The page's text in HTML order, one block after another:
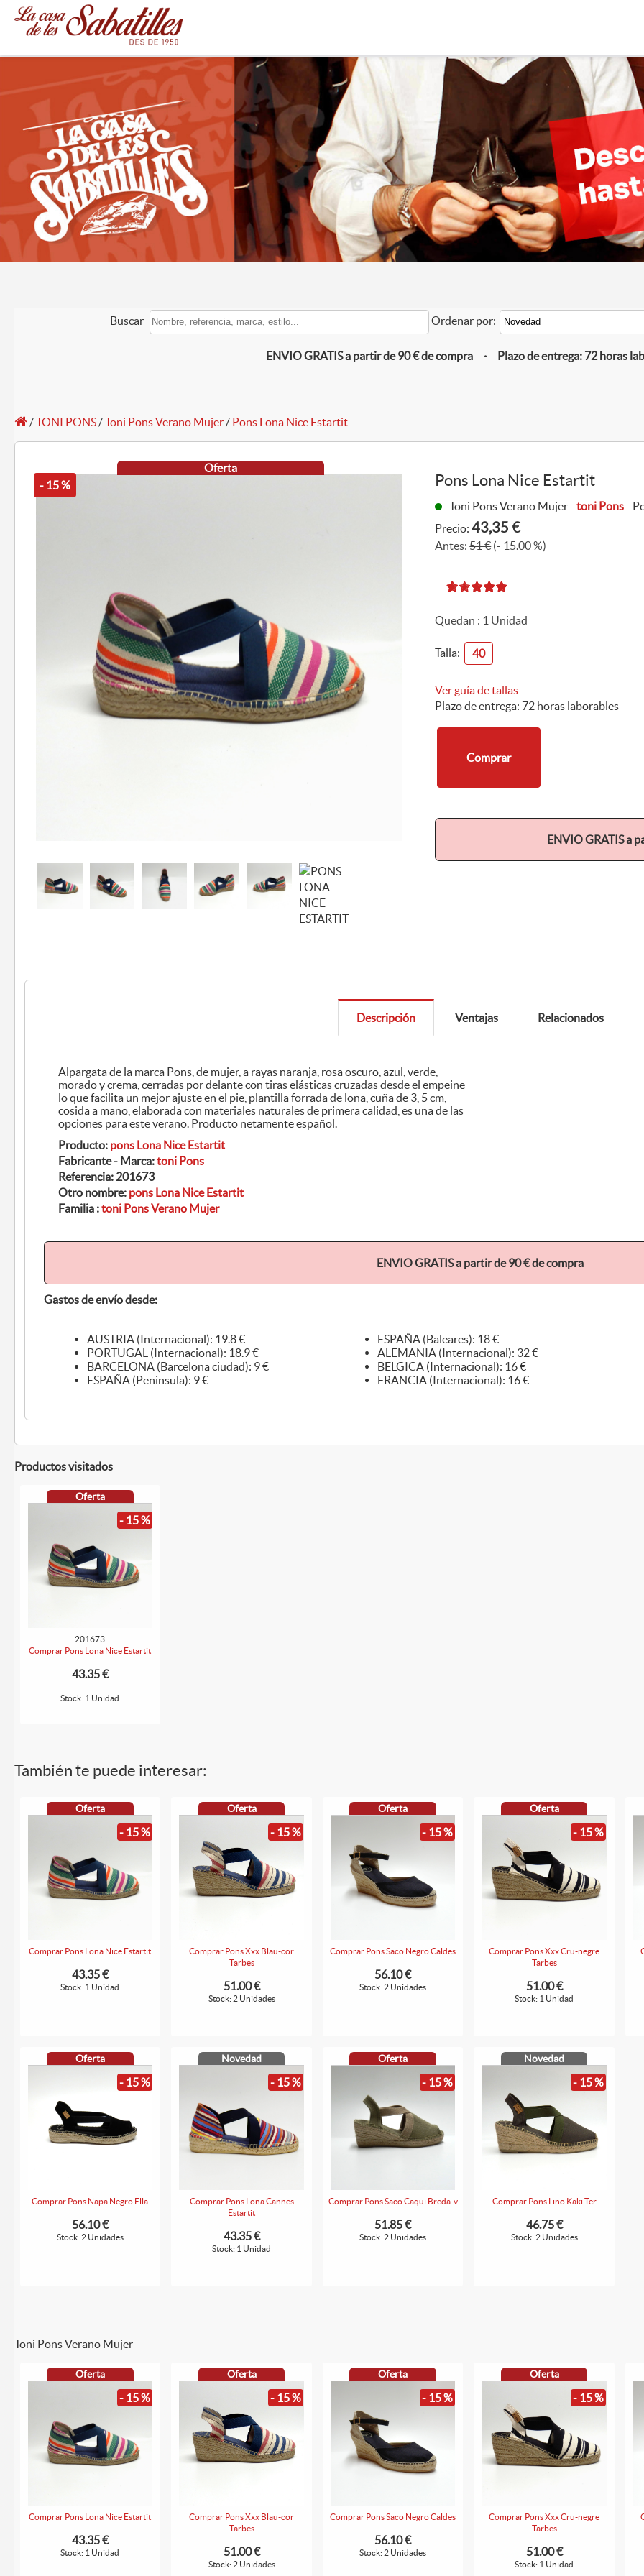
Buscar Ordenar por:
ENVIO GRATIS a partir de 90 € de compra · Plazo de entrega: 72 horas
/TONI PONS/Toni Pons Verano Mujer/ Pons Lona Nice Estartit
Oferta
- 15 %
Pons Lona Nice Estartit
Toni Pons Verano Mujer -toni Pons-
Precio:43,35 €
Antes:51 €(- 15.00 %)
Quedan : 1 Unidad
Talla: 40
Ver guía de tallas
Plazo de entrega: 72 horas laborables
Comprar
ENVIO GRATIS a
Descripción Ventajas Relacionados
Alpargata de la marca Pons, de mujer, a rayas naranja, rosa oscuro, azul, verde,
morado y crema, cerradas por delante con tiras elásticas cruzadas desde el empeine
lo que facilita un mejor ajuste en el pie, plantilla forrada de lona, cuña de 3, 5 cm,
cosida a mano, elaborada con materiales naturales de primera calidad, es una de las
opciones para este verano. Producto netamente español.
Producto: pons Lona Nice Estartit
Fabricante - Marca:toni Pons
Referencia: 201673
Otro nombre: pons Lona Nice Estartit
Familia :toni Pons Verano Mujer
ENVIO GRATIS a partir de 90 € de compra
Gastos de envío desde:
AUSTRIA (Internacional): 19.8 €
PORTUGAL (Internacional): 18.9 €
BARCELONA (Barcelona ciudad): 9 €
ESPAÑA (Peninsula): 9 €
ESPAÑA (Baleares): 18 €
ALEMANIA (Internacional): 32 €
BELGICA (Internacional): 16 €
FRANCIA (Internacional): 16 €
Productos visitados
Oferta
- 15 %
201673
Comprar Pons Lona Nice Estartit
43.35 €
Stock: 1 Unidad
También te puede interesar:
Oferta
- 15 %
Comprar Pons Lona Nice Estartit
43.35 €
Stock: 1 Unidad
Oferta
- 15 %
Comprar Pons Xxx Blau-cor
Tarbes
51.00 €
Stock: 2 Unidades
Oferta
- 15 %
Comprar Pons Saco Negro Caldes
56.10 €
Stock: 2 Unidades
Oferta
- 15 %
Comprar Pons Xxx Cru-negre
Tarbes
51.00 €
Stock: 1 Unidad
Oferta
- 15 %
Comprar Pons Napa Negro Ella
56.10 €
Stock: 2 Unidades
Novedad
- 15 %
Comprar Pons Lona Cannes
Estartit
43.35 €
Stock: 1 Unidad
Oferta
- 15 %
Comprar Pons Saco Caqui Breda-v
51.85 €
Stock: 2 Unidades
Novedad
- 15 %
Comprar Pons Lino Kaki Ter
46.75 €
Stock: 2 Unidades
Toni Pons Verano Mujer
Oferta
- 15 %
Comprar Pons Lona Nice Estartit
43.35 €
Stock: 1 Unidad
Oferta
- 15 %
Comprar Pons Xxx Blau-cor
Tarbes
51.00 €
Stock: 2 Unidades
Oferta
- 15 %
Comprar Pons Saco Negro Caldes
56.10 €
Stock: 2 Unidades
Oferta
- 15 %
Comprar Pons Xxx Cru-negre
Tarbes
51.00 €
Stock: 1 Unidad